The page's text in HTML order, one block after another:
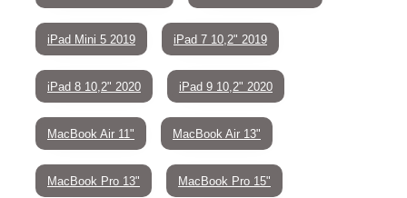
iPad Mini 5 2019 iPad 7 10,2" 2019
iPad 8 10,2" 2020 iPad 9 10,2" 2020
MacBook Air 11" MacBook Air 13"
MacBook Pro 13" MacBook Pro 15"